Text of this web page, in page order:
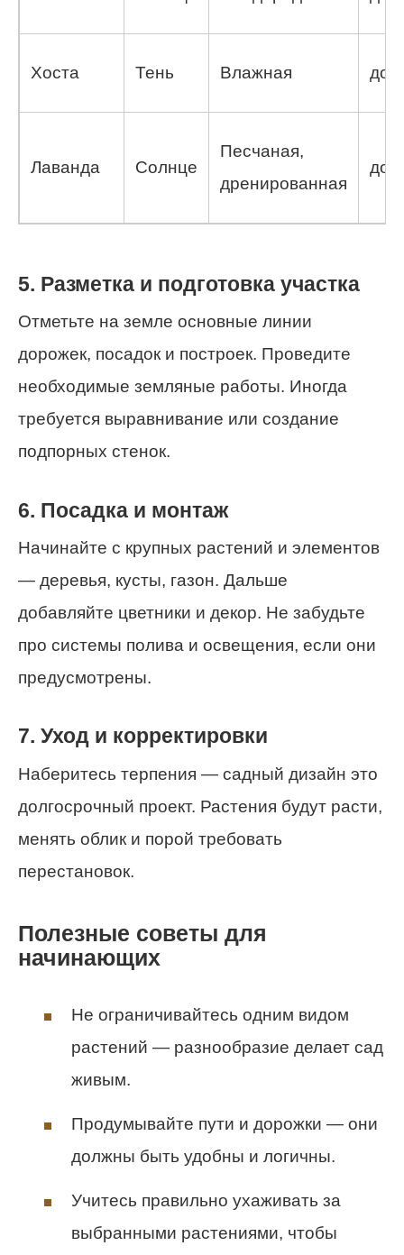
Хоста Тень Влажная до
Лаванда Солнце
Песчаная,
дренированная
до
5. Разметка и подготовка участка
Отметьте на земле основные линии
дорожек, посадок и построек. Проведите
необходимые земляные работы. Иногда
требуется выравнивание или создание
подпорных стенок.
6. Посадка и монтаж
Начинайте с крупных растений и элементов
— деревья, кусты, газон. Дальше
добавляйте цветники и декор. Не забудьте
про системы полива и освещения, если они
предусмотрены.
7. Уход и корректировки
Наберитесь терпения — садный дизайн это
долгосрочный проект. Растения будут расти,
менять облик и порой требовать
перестановок.
Полезные советы для
начинающих
Не ограничивайтесь одним видом
растений — разнообразие делает сад
живым.
Продумывайте пути и дорожки — они
должны быть удобны и логичны.
Учитесь правильно ухаживать за
выбранными растениями, чтобы